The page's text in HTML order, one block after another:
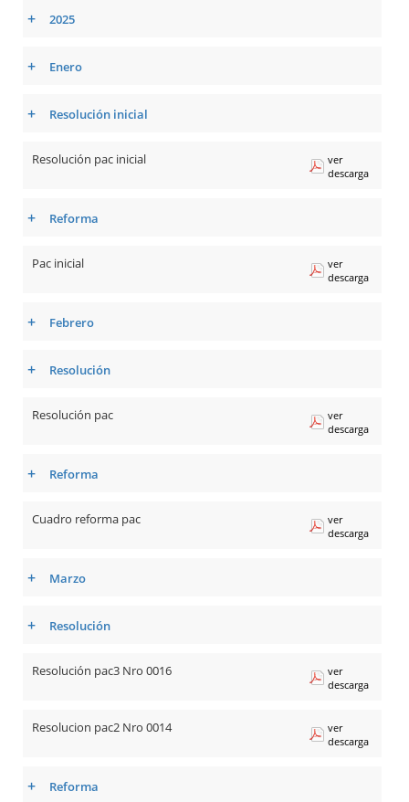
+ 2025
+ Enero
+ Resolución inicial
Resolución pac inicial
ver
descarga
+ Reforma
Pac inicial
ver
descarga
+ Febrero
+ Resolución
Resolución pac
ver
descarga
+ Reforma
Cuadro reforma pac
ver
descarga
+ Marzo
+ Resolución
Resolución pac3 Nro 0016
ver
descarga
Resolucion pac2 Nro 0014
ver
descarga
+ Reforma